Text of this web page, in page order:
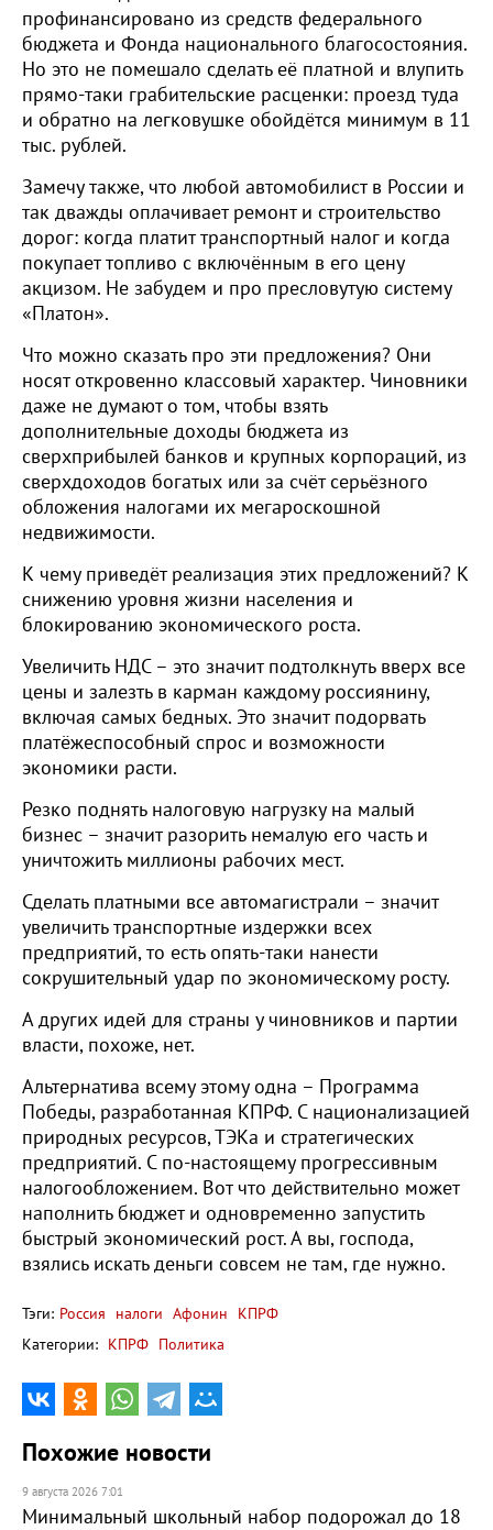
профинансировано из средств федерального
бюджета и Фонда национального благосостояния.
Но это не помешало сделать её платной и влупить
прямо-таки грабительские расценки: проезд туда
и обратно на легковушке обойдётся минимум в 11
тыс. рублей.
Замечу также, что любой автомобилист в России и
так дважды оплачивает ремонт и строительство
дорог: когда платит транспортный налог и когда
покупает топливо с включённым в его цену
акцизом. Не забудем и про пресловутую систему
«Платон».
Что можно сказать про эти предложения? Они
носят откровенно классовый характер. Чиновники
даже не думают о том, чтобы взять
дополнительные доходы бюджета из
сверхприбылей банков и крупных корпораций, из
сверхдоходов богатых или за счёт серьёзного
обложения налогами их мегароскошной
недвижимости.
К чему приведёт реализация этих предложений? К
снижению уровня жизни населения и
блокированию экономического роста.
Увеличить НДС – это значит подтолкнуть вверх все
цены и залезть в карман каждому россиянину,
включая самых бедных. Это значит подорвать
платёжеспособный спрос и возможности
экономики расти.
Резко поднять налоговую нагрузку на малый
бизнес – значит разорить немалую его часть и
уничтожить миллионы рабочих мест.
Сделать платными все автомагистрали – значит
увеличить транспортные издержки всех
предприятий, то есть опять-таки нанести
сокрушительный удар по экономическому росту.
А других идей для страны у чиновников и партии
власти, похоже, нет.
Альтернатива всему этому одна – Программа
Победы, разработанная КПРФ. С национализацией
природных ресурсов, ТЭКа и стратегических
предприятий. С по-настоящему прогрессивным
налогообложением. Вот что действительно может
наполнить бюджет и одновременно запустить
быстрый экономический рост. А вы, господа,
взялись искать деньги совсем не там, где нужно.
Тэги: Россия налоги Афонин
КПРФ
Категории: КПРФ Политика
Похожие новости
9 августа 2026 7:01
Минимальный школьный набор подорожал до 18